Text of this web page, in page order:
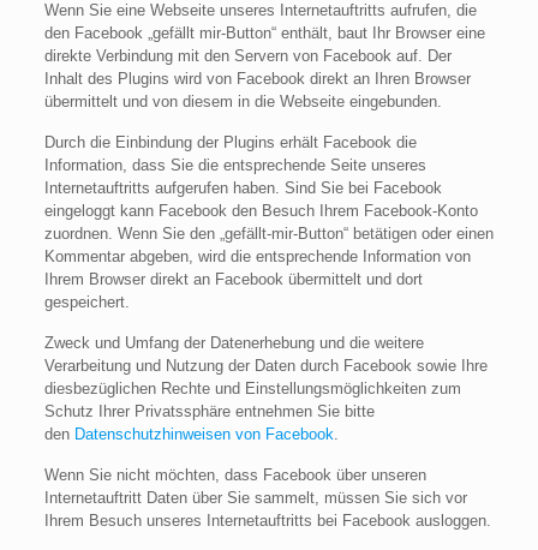
Wenn Sie eine Webseite unseres Internetauftritts aufrufen, die
den Facebook „gefällt mir-Button“ enthält, baut Ihr Browser eine
direkte Verbindung mit den Servern von Facebook auf. Der
Inhalt des Plugins wird von Facebook direkt an Ihren Browser
übermittelt und von diesem in die Webseite eingebunden.
Durch die Einbindung der Plugins erhält Facebook die
Information, dass Sie die entsprechende Seite unseres
Internetauftritts aufgerufen haben. Sind Sie bei Facebook
eingeloggt kann Facebook den Besuch Ihrem Facebook-Konto
zuordnen. Wenn Sie den „gefällt-mir-Button“ betätigen oder einen
Kommentar abgeben, wird die entsprechende Information von
Ihrem Browser direkt an Facebook übermittelt und dort
gespeichert.
Zweck und Umfang der Datenerhebung und die weitere
Verarbeitung und Nutzung der Daten durch Facebook sowie Ihre
diesbezüglichen Rechte und Einstellungsmöglichkeiten zum
Schutz Ihrer Privatssphäre entnehmen Sie bitte
den Datenschutzhinweisen von Facebook.
Wenn Sie nicht möchten, dass Facebook über unseren
Internetauftritt Daten über Sie sammelt, müssen Sie sich vor
Ihrem Besuch unseres Internetauftritts bei Facebook ausloggen.